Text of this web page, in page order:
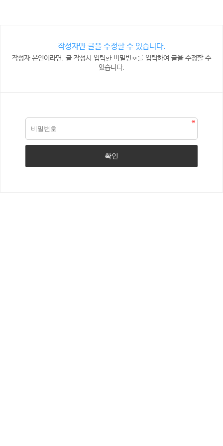
작성자만 글을 수정할 수 있습니다.
작성자 본인이라면, 글 작성시 입력한 비밀번호를 입력하여 글을 수정할 수
있습니다.